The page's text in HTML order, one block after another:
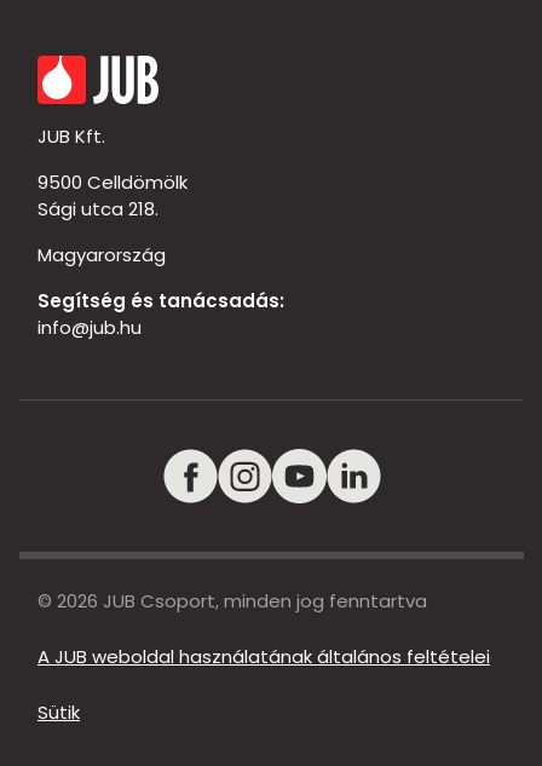
JUB Kft.
9500 Celldömölk
Sági utca 218.
Magyarország
Segítség és tanácsadás:
info@jub.hu
© 2026 JUB Csoport, minden jog fenntartva
A JUB weboldal használatának általános feltételei
Sütik